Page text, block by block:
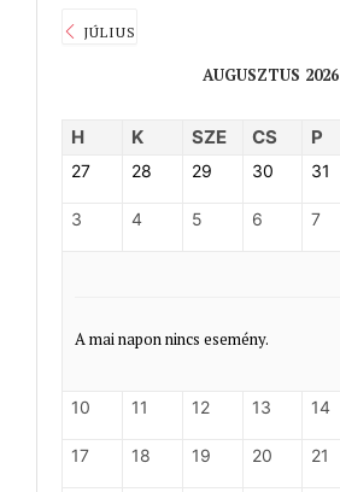
JÚLIUS
AUGUSZTUS 2026
H K SZE CS P
27 28 29 30 31
3 4 5 6 7
A mai napon nincs esemény.
10 11 12 13 14
17 18 19 20 21